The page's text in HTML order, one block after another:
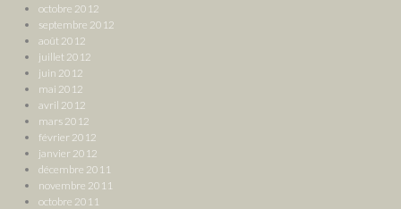
octobre 2012
septembre 2012
août 2012
juillet 2012
juin 2012
mai 2012
avril 2012
mars 2012
février 2012
janvier 2012
décembre 2011
novembre 2011
octobre 2011